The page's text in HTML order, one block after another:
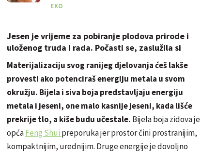
EKO
Jesen je vrijeme za pobiranje plodova prirode i
uloženog truda i rada. Počasti se, zaslužila si
Materijalizaciju svog ranijeg djelovanja ćeš lakše
provesti ako potenciraš energiju metala u svom
okružju. Bijela i siva boja predstavljaju energiju
metala i jeseni, one malo kasnije jeseni, kada lišće
prekrije tlo, a kiše budu učestale. Bijela boja zidova je
općaFeng Shui preporuka jer prostor čini prostranijim,
kompaktnijim, urednijim. Druge energije je dovoljno